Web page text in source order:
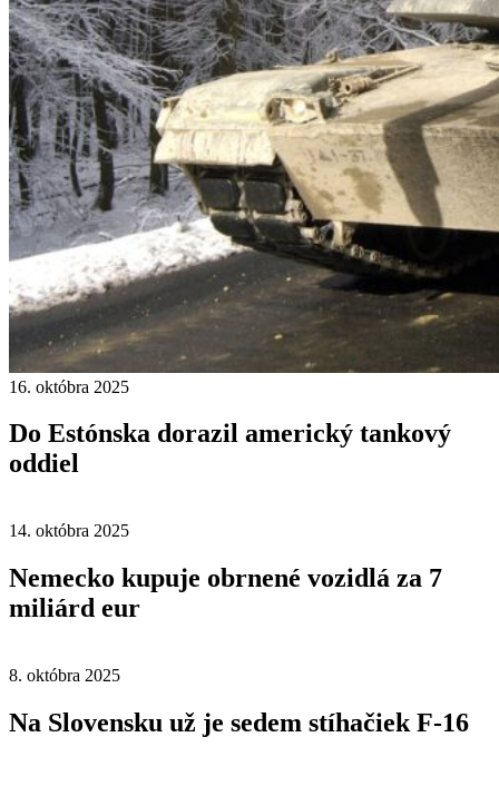
16. októbra 2025
Do Estónska dorazil americký tankový
oddiel
14. októbra 2025
Nemecko kupuje obrnené vozidlá za 7
miliárd eur
8. októbra 2025
Na Slovensku už je sedem stíhačiek F-16